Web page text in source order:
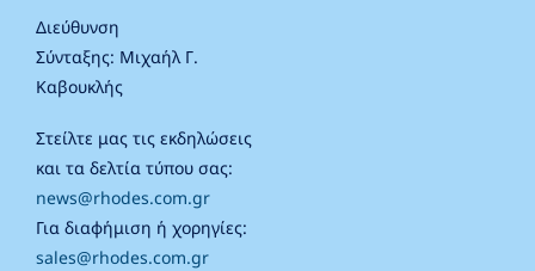
Διεύθυνση
Σύνταξης: Μιχαήλ Γ.
Καβουκλής
Στείλτε μας τις εκδηλώσεις
και τα δελτία τύπου σας:
news@rhodes.com.gr
Για διαφήμιση ή χορηγίες:
sales@rhodes.com.gr